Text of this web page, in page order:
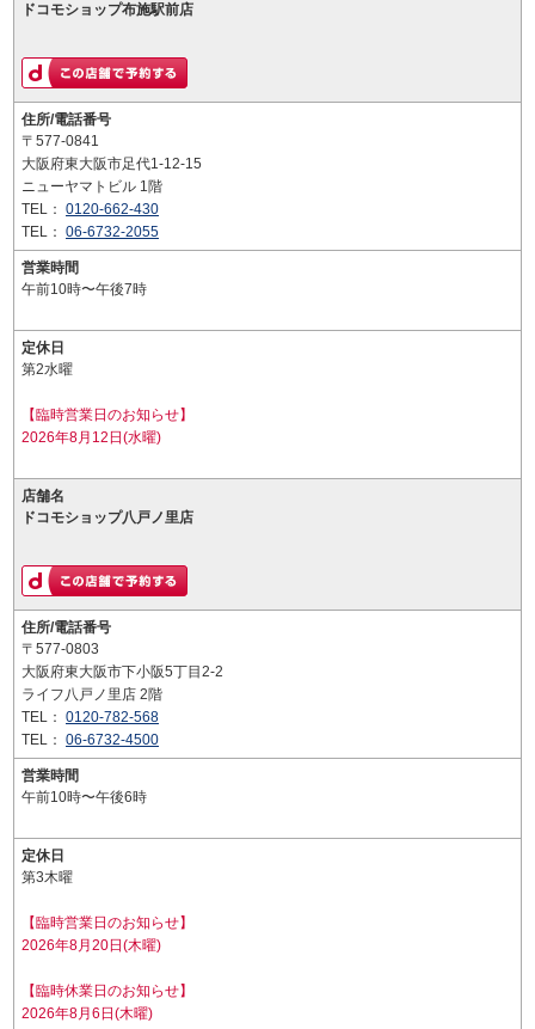
ドコモショップ布施駅前店
住所/電話番号
〒577-0841
大阪府東大阪市足代1-12-15
ニューヤマトビル 1階
TEL： 0120-662-430
TEL： 06-6732-2055
営業時間
午前10時〜午後7時
定休日
第2水曜
【臨時営業日のお知らせ】
2026年8月12日(水曜)
店舗名
ドコモショップ八戸ノ里店
住所/電話番号
〒577-0803
大阪府東大阪市下小阪5丁目2-2
ライフ八戸ノ里店 2階
TEL： 0120-782-568
TEL： 06-6732-4500
営業時間
午前10時〜午後6時
定休日
第3木曜
【臨時営業日のお知らせ】
2026年8月20日(木曜)
【臨時休業日のお知らせ】
2026年8月6日(木曜)